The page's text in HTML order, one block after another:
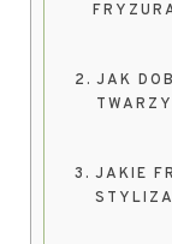
JAK
JAKIE